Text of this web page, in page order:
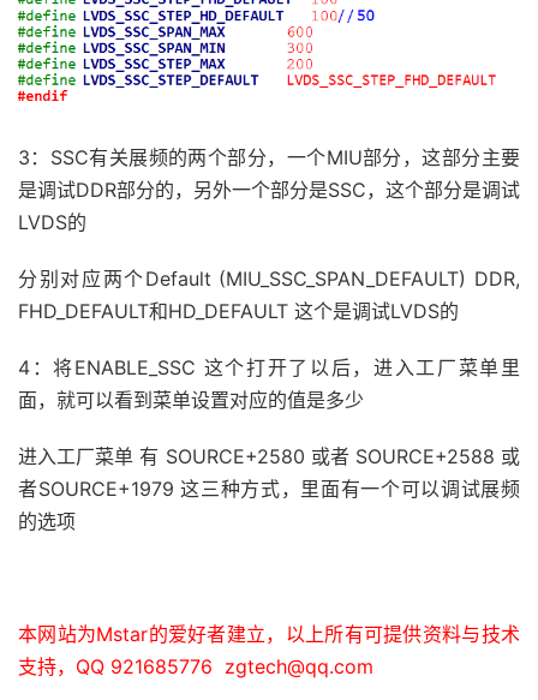
3：SSC有关展频的两个部分，一个MIU部分，这部分主要
是调试DDR部分的，另外一个部分是SSC，这个部分是调试
LVDS的
分别对应两个Default (MIU_SSC_SPAN_DEFAULT) DDR,
FHD_DEFAULT和HD_DEFAULT 这个是调试LVDS的
4：将ENABLE_SSC 这个打开了以后，进入工厂菜单里
面，就可以看到菜单设置对应的值是多少
进入工厂菜单 有 SOURCE+2580 或者 SOURCE+2588 或
者SOURCE+1979 这三种方式，里面有一个可以调试展频
的选项
本网站为Mstar的爱好者建立，以上所有可提供资料与技术
支持，QQ 921685776 zgtech@qq.com